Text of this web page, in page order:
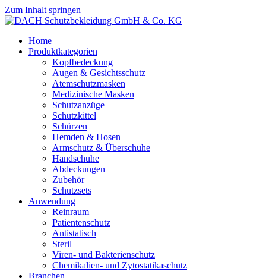
Zum Inhalt springen
Home
Produktkategorien
Kopfbedeckung
Augen & Gesichtsschutz
Atemschutzmasken
Medizinische Masken
Schutzanzüge
Schutzkittel
Schürzen
Hemden & Hosen
Armschutz & Überschuhe
Handschuhe
Abdeckungen
Zubehör
Schutzsets
Anwendung
Reinraum
Patientenschutz
Antistatisch
Steril
Viren- und Bakterienschutz
Chemikalien- und Zytostatikaschutz
Branchen